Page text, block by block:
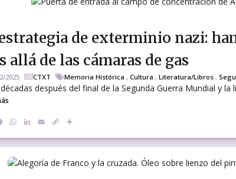
de exterminio nazi:
allá de las cámaras de gas
2025 CTXT Memoria Histórica , Cultura , Literatura/Libros ,
después del final de la Segunda Guerra Mundial y
Facebook
WhatsApp
LinkedIn
EmailCopy